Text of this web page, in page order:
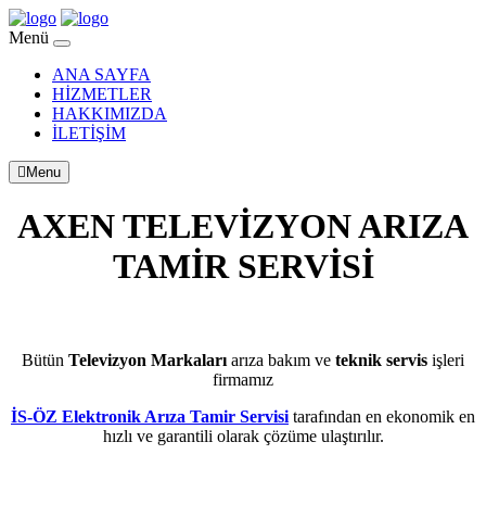
Menü
ANA SAYFA
HİZMETLER
HAKKIMIZDA
İLETİŞİM
Menu
AXEN TELEVİZYON ARIZA
TAMİR SERVİSİ
Bütün Televizyon Markaları arıza bakım ve teknik servis işleri
firmamız
İS-ÖZ Elektronik Arıza Tamir Servisi tarafından en ekonomik en
hızlı ve garantili olarak çözüme ulaştırılır.